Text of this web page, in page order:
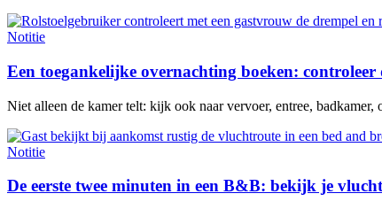
Notitie
Een toegankelijke overnachting boeken: controleer
Niet alleen de kamer telt: kijk ook naar vervoer, entree,
Notitie
De eerste twee minuten in een B&B: bekijk je